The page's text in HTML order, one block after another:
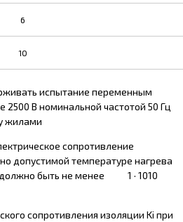
6
10
испытание переменным
В номинальной частотой 50 Гц
жилами
сопротивление
допустимой температуре нагрева
быть не менее 1 · 1010
сопротивления изоляции Ki при